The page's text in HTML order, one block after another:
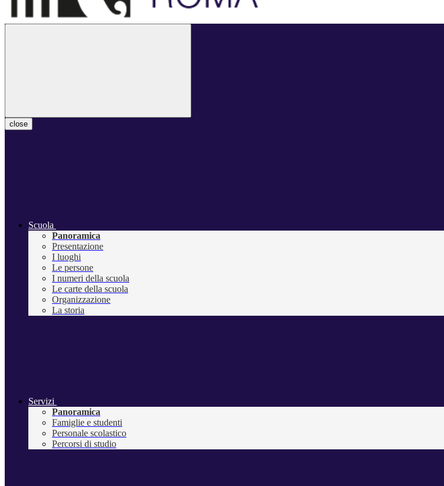
close
Scuola
Panoramica
Presentazione
I luoghi
Le persone
I numeri della scuola
Le carte della scuola
Organizzazione
La storia
Servizi
Panoramica
Famiglie e studenti
Personale scolastico
Percorsi di studio